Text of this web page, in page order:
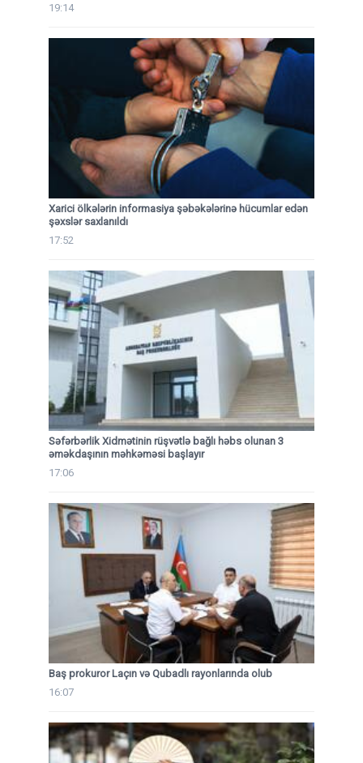
19:14
Xarici ölkələrin informasiya şəbəkələrinə hücumlar edən
şəxslər saxlanıldı
17:52
Səfərbərlik Xidmətinin rüşvətlə bağlı həbs olunan 3
əməkdaşının məhkəməsi başlayır
17:06
Baş prokuror Laçın və Qubadlı rayonlarında olub
16:07